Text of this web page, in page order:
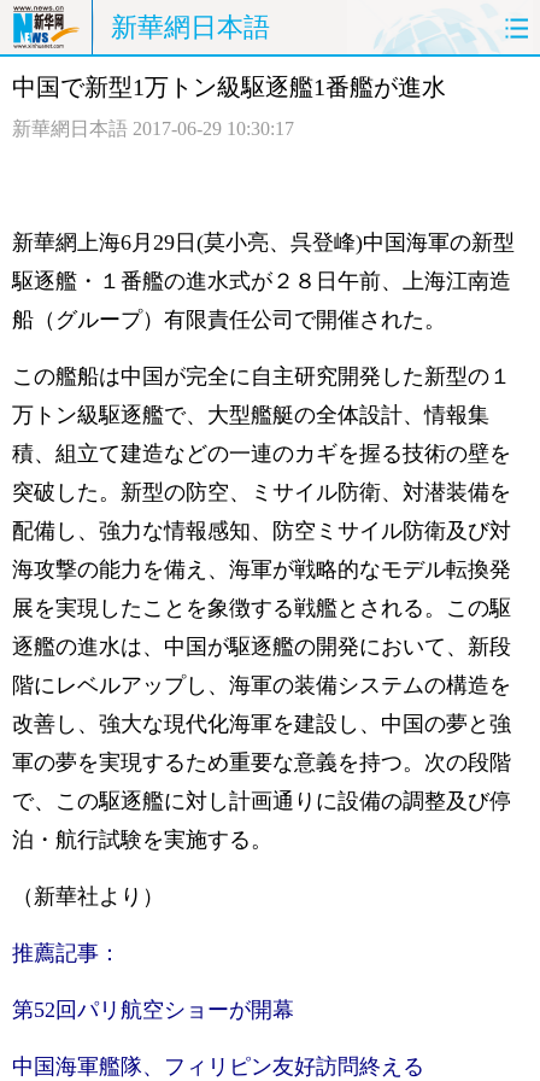
新華網日本語
ホームページ 政治 経済
中日対訳
中国で新型1万トン級駆逐艦1番艦が進水
新華網日本語 2017-06-29 10:30:17
新華網上海6月29日(莫小亮、呉登峰)中国海軍の新型
駆逐艦・１番艦の進水式が２８日午前、上海江南造
船（グループ）有限責任公司で開催された。
この艦船は中国が完全に自主研究開発した新型の１
万トン級駆逐艦で、大型艦艇の全体設計、情報集
積、組立て建造などの一連のカギを握る技術の壁を
突破した。新型の防空、ミサイル防衛、対潜装備を
配備し、強力な情報感知、防空ミサイル防衛及び対
海攻撃の能力を備え、海軍が戦略的なモデル転換発
展を実現したことを象徴する戦艦とされる。この駆
逐艦の進水は、中国が駆逐艦の開発において、新段
階にレベルアップし、海軍の装備システムの構造を
改善し、強大な現代化海軍を建設し、中国の夢と強
軍の夢を実現するため重要な意義を持つ。次の段階
で、この駆逐艦に対し計画通りに設備の調整及び停
泊・航行試験を実施する。
（新華社より）
推薦記事：
第52回パリ航空ショーが開幕
中国海軍艦隊、フィリピン友好訪問終える